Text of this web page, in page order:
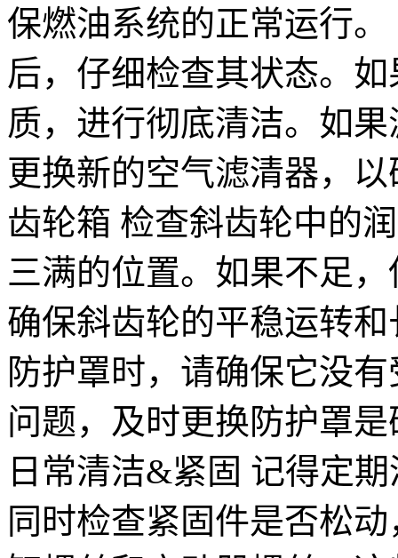
保燃油系统的正常运行
后，仔细检查其状态。
质，进行彻底清洁。如
更换新的空气滤清器，
齿轮箱 检查斜齿轮中的
三满的位置。如果不足
确保斜齿轮的平稳运转
防护罩时，请确保它没
问题，及时更换防护罩
日常清洁&紧固 记得定
同时检查紧固件是否松